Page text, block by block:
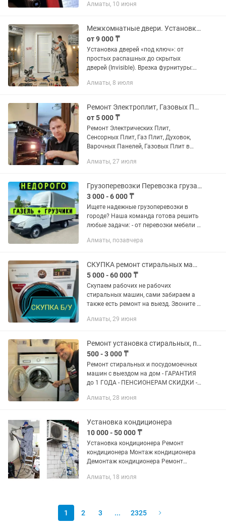
электропроводки Ремонт
автоэлектрики на...
Алматы, 10 июня
Межкомнатные двери. Установка и ремонт
от 9 000 ₸
Установка дверей «под ключ»: от
простых распашных до скрытых
дверей (Invisible). Врезка фурнитуры:
скрытых петель и ручек. Сборка и
Алматы, 8 июля
Ремонт Электроплит, Газовых Плит, Духовок и Варочных Поверхностей
от 5 000 ₸
Ремонт Электрических Плит,
Сенсорных Плит, Газ Плит, Духовок,
Варочных Панелей, Газовых Плит в
Приедем за 35 минут (выезд на дом).
18...
Алматы, 27 июля
Грузоперевозки Перевозка груза Мебели Переезд Газель Грузчики Доставка
3 000 - 6 000 ₸
Ищете надежные грузоперевозки в
городе? Наша команда готова решить
любые задачи: - от перевозки мебели и
переездов! Мы работаем для вашего
Алматы, позавчера
СКУПКА ремонт стиральных машин
5 000 - 60 000 ₸
Скупаем рабочих не рабочих
стиральных машин, сами забираем а
также есть ремонт на выезд. Звоните и
Алматы, 29 июня
Ремонт установка стиральных, посудомоечных машин, сушильных, полировка плит
500 - 3 000 ₸
Ремонт стиральных и посудомоечных
машин с выездом на дом - ГАРАНТИЯ
до 1 ГОДА - ПЕНСИОНЕРАМ СКИДКИ - -
БЕСПЛАТНО Полировка варочных
работы(...
Алматы, 28 июня
Установка кондиционера
10 000 - 50 000 ₸
Установка кондиционера Ремонт
кондиционера Монтаж кондиционера
Демонтаж кондиционера Ремонт
Работаем чисто и аккуратно
Алматы, 18 июля
1 2 3 ... 2325